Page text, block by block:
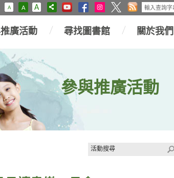
A A A
廣活動 尋找圖書館 關於我們
參與推廣活動